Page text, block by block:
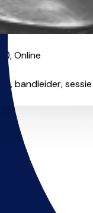
Online
bandleider,